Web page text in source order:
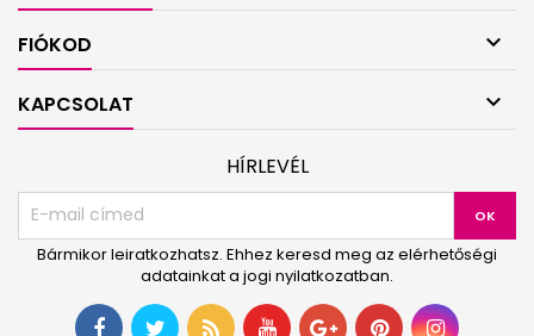
FIÓKOD 
KAPCSOLAT 
HÍRLEVÉL
Bármikor leiratkozhatsz. Ehhez keresd meg az elérhetőségi
adatainkat a jogi nyilatkozatban.